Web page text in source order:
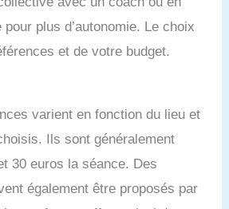
plus d’autonomie. Le choix
et de votre budget.
varient en fonction du lieu et
Ils sont généralement
30 euros la séance. Des
également être proposés par